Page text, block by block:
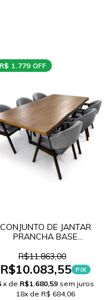
R$ 1.779 OFF
CONJUNTO DE JANTAR
PRANCHA BASE
HELLEN
R$11.863,00
R$10.083,55 PIX
x de R$1.680,59 sem juros
18x de R$ 684,06